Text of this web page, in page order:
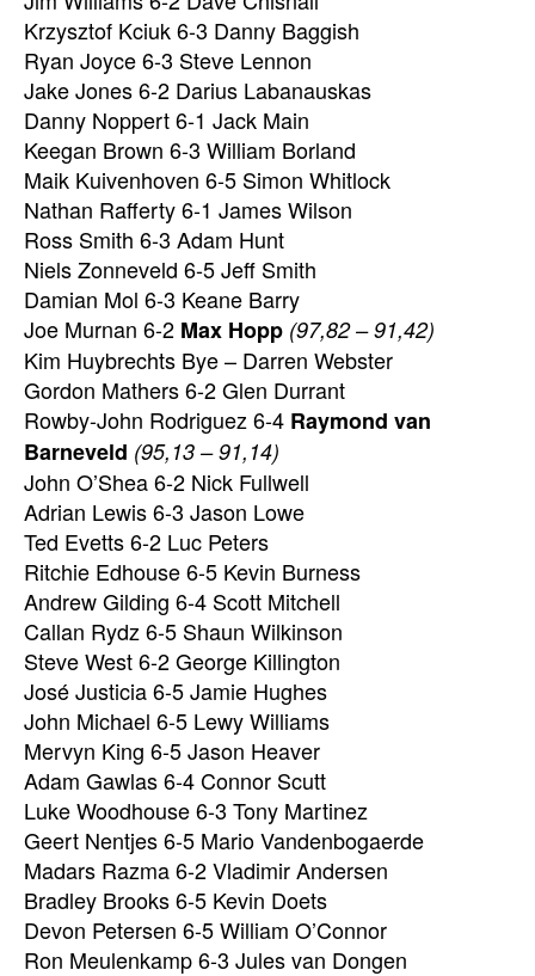
Krzysztof Kciuk 6-3 Danny Baggish
Ryan Joyce 6-3 Steve Lennon
Jake Jones 6-2 Darius Labanauskas
Danny Noppert 6-1 Jack Main
Keegan Brown 6-3 William Borland
Maik Kuivenhoven 6-5 Simon Whitlock
Nathan Rafferty 6-1 James Wilson
Ross Smith 6-3 Adam Hunt
Niels Zonneveld 6-5 Jeff Smith
Damian Mol 6-3 Keane Barry
Joe Murnan 6-2 Max Hopp (97,82 – 91,42)
Kim Huybrechts Bye – Darren Webster
Gordon Mathers 6-2 Glen Durrant
Rowby-John Rodriguez 6-4 Raymond van
Barneveld (95,13 – 91,14)
John O’Shea 6-2 Nick Fullwell
Adrian Lewis 6-3 Jason Lowe
Ted Evetts 6-2 Luc Peters
Ritchie Edhouse 6-5 Kevin Burness
Andrew Gilding 6-4 Scott Mitchell
Callan Rydz 6-5 Shaun Wilkinson
Steve West 6-2 George Killington
José Justicia 6-5 Jamie Hughes
John Michael 6-5 Lewy Williams
Mervyn King 6-5 Jason Heaver
Adam Gawlas 6-4 Connor Scutt
Luke Woodhouse 6-3 Tony Martinez
Geert Nentjes 6-5 Mario Vandenbogaerde
Madars Razma 6-2 Vladimir Andersen
Bradley Brooks 6-5 Kevin Doets
Devon Petersen 6-5 William O’Connor
Ron Meulenkamp 6-3 Jules van Dongen